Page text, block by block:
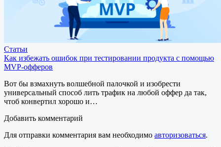
Статьи
Как избежать ошибок при тестировании продукта с помощью
MVP-офферов
Вот бы взмахнуть волшебной палочкой и изобрести
универсальный способ лить трафик на любой оффер да так,
чтоб конвертил хорошо и…
Добавить комментарий
Для отправки комментария вам необходимо авторизоваться.